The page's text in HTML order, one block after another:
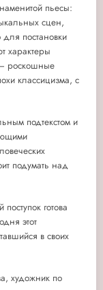
пьесы:
сцен,
постановки
характеры
— роскошные
классицизма, с
подтекстом и
подумать над
готова
этот
в своих
художник по